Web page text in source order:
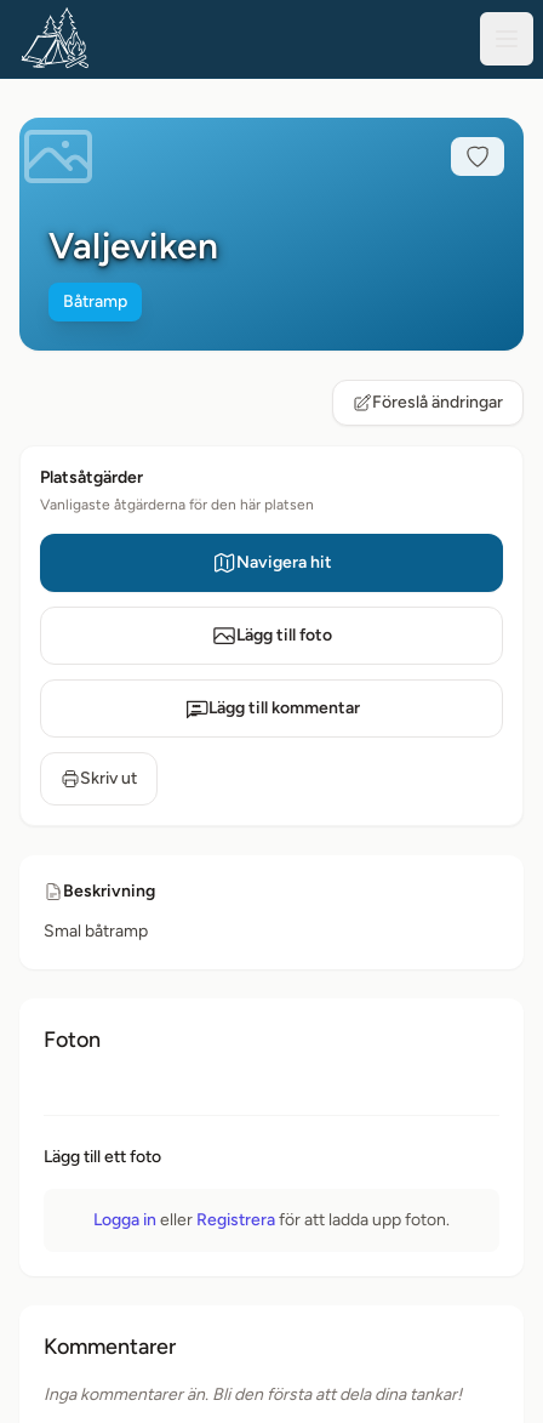
Valjeviken
Båtramp
Föreslå ändringar
Platsåtgärder
Vanligaste åtgärderna för den här platsen
Navigera hit
Lägg till foto
Lägg till kommentar
Skriv ut
Beskrivning
Smal båtramp
Foton
Lägg till ett foto
Logga in eller Registreraför att ladda upp foton.
Kommentarer
Inga kommentarer än. Bli den första att dela dina tankar!